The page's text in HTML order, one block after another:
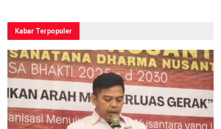
Kabar Terpopuler